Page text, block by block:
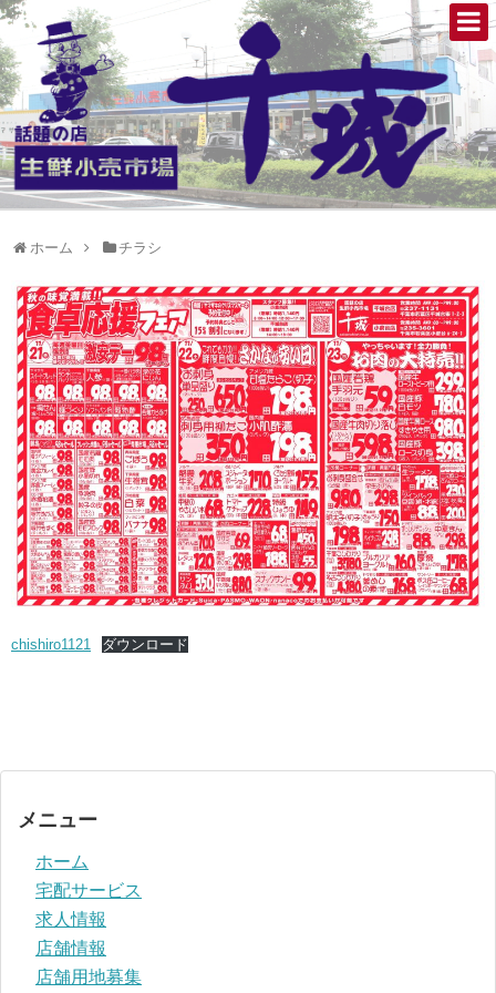
ホーム チラシ
chishiro1121 ダウンロード
メニュー
ホーム
宅配サービス
求人情報
店舗情報
店舗用地募集